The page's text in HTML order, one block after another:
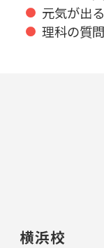
元気が出
理科の質
横浜校